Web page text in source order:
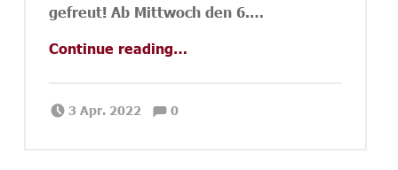
gefreut! Ab Mittwoch den 6.…
Continue reading…
3 Apr. 2022 Janina Priano Comments:
0